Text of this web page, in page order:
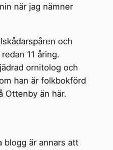
när jag nämner
och
11 åring.
ornitolog och
han är folkbokförd
Ottenby än här.
blogg är annars att